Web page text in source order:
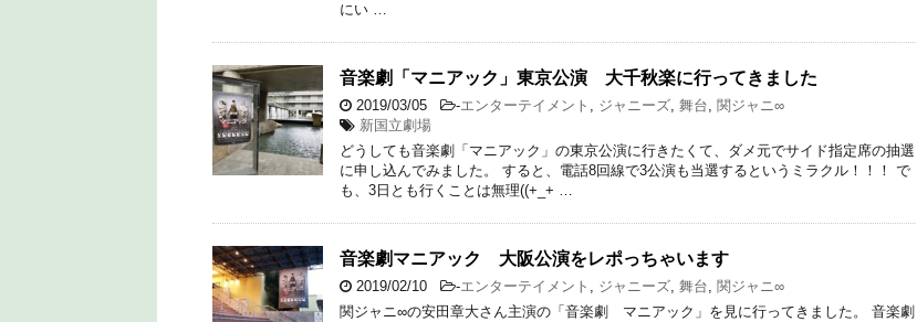
にい …
音楽劇「マニアック」東京公演 大千秋楽に行ってきました
2019/03/05 -エンターテイメント , ジャニーズ, 舞台, 関ジャニ∞
新国立劇場
どうしても音楽劇「マニアック」の東京公演に行きたくて、ダメ元でサイド指定席の抽選
に申し込んでみました。 すると、電話8回線で3公演も当選するというミラクル！！！ で
も、3日とも行くことは無理((+_+ …
音楽劇マニアック 大阪公演をレポっちゃいます
2019/02/10 -エンターテイメント , ジャニーズ, 舞台, 関ジャニ∞
関ジャニ∞の安田章大さん主演の「音楽劇 マニアック」を見に行ってきました。 音楽劇